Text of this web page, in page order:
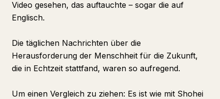
Video gesehen, das auftauchte – sogar die auf
Englisch.
Die täglichen Nachrichten über die
Herausforderung der Menschheit für die Zukunft,
die in Echtzeit stattfand, waren so aufregend.
Um einen Vergleich zu ziehen: Es ist wie mit Shohei